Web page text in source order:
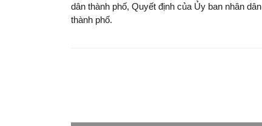
dân thành phố, Quyết định của Ủy ban nhân dân
thành phố.